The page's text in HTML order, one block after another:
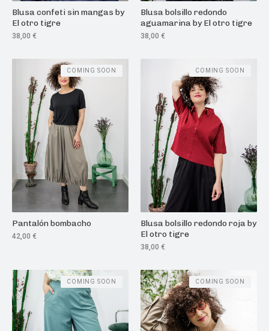
Blusa confeti sin mangas by
El otro tigre
38,00 €
Blusa bolsillo redondo
aguamarina by El otro tigre
38,00 €
Pantalón bombacho
42,00 €
COMING SOON
Blusa bolsillo redondo roja by
El otro tigre
38,00 €
COMING SOON
COMING SOON COMING SOON